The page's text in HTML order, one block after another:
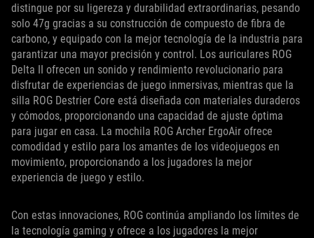
distingue por su ligereza y durabilidad extraordinarias, pesando
solo 47g gracias a su construcción de compuesto de fibra de
carbono, y equipado con la mejor tecnología de la industria para
garantizar una mayor precisión y control. Los auriculares ROG
Delta II ofrecen un sonido y rendimiento revolucionario para
disfrutar de experiencias de juego inmersivas, mientras que la
silla ROG Destrier Core está diseñada con materiales duraderos
y cómodos, proporcionando una capacidad de ajuste óptima
para jugar en casa. La mochila ROG Archer ErgoAir ofrece
comodidad y estilo para los amantes de los videojuegos en
movimiento, proporcionando a los jugadores la mejor
experiencia de juego y estilo.
Con estas innovaciones, ROG continúa ampliando los límites de
la tecnología gaming y ofrece a los jugadores la mejor